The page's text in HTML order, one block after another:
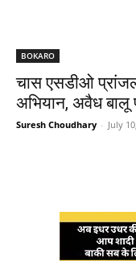
BOKARO
चास एसडीओ
अभियान, अवैध बालू
Suresh Choudhary - July